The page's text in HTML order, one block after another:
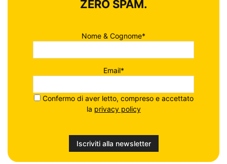
ZERO SPAM.
Nome & Cognome*
Email*
Confermo di aver letto, compreso e accettato
la privacy policy